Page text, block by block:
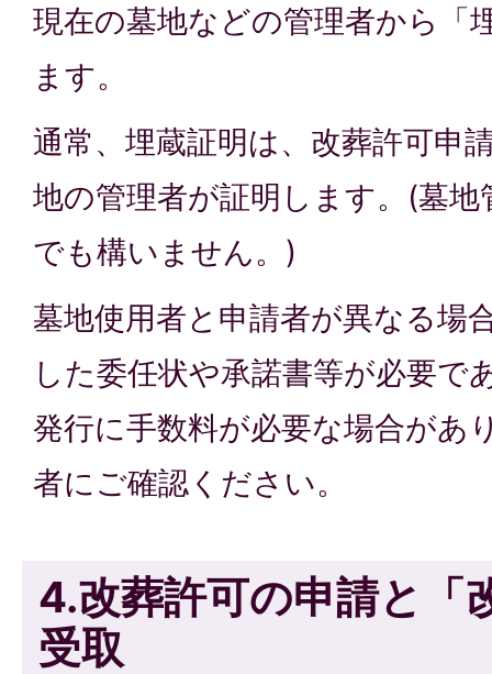
現在の墓地などの管理者から「
ます。
通常、埋蔵証明は、改葬許可申
地の管理者が証明します。(墓
でも構いません。)
墓地使用者と申請者が異なる場
した委任状や承諾書等が必要で
発行に手数料が必要な場合があ
者にご確認ください。
4.改葬許可の申請と「
受取